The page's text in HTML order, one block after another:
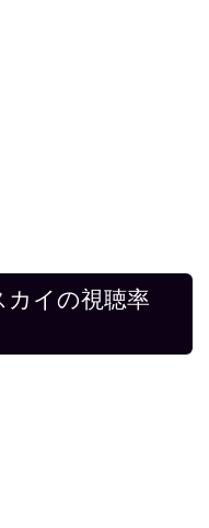
カイの視聴率